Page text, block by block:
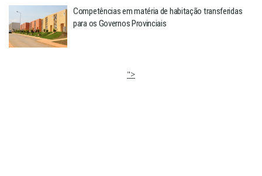
Competências em matéria de habitação transferidas
para os Governos Provinciais
">